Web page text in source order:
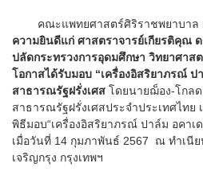
คณะแพทยศาสตร์ศิริราชพยาบาล
ความยินดีแก่ ศาสตราจารย์เกียรติคุณ
ปลัดกระทรวงการอุดมศึกษา วิทยาศาส
โอกาสได้รับมอบ “เครื่องอิสริยาภรณ์ ป
สาธารณรัฐฝรั่งเศส โดยนายฌ็อง-โกลด
สาธารณรัฐฝรั่งเศสประจำประเทศไทย
พิธีมอบ“เครื่องอิสริยาภรณ์ ปาล์ม อคาเ
เมื่อวันที่ 14 กุมภาพันธ์ 2567 ณ ทำเนีย
เจริญกรุง กรุงเทพฯ